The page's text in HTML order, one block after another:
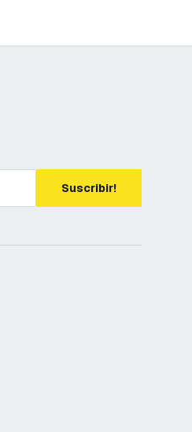
Suscribir!